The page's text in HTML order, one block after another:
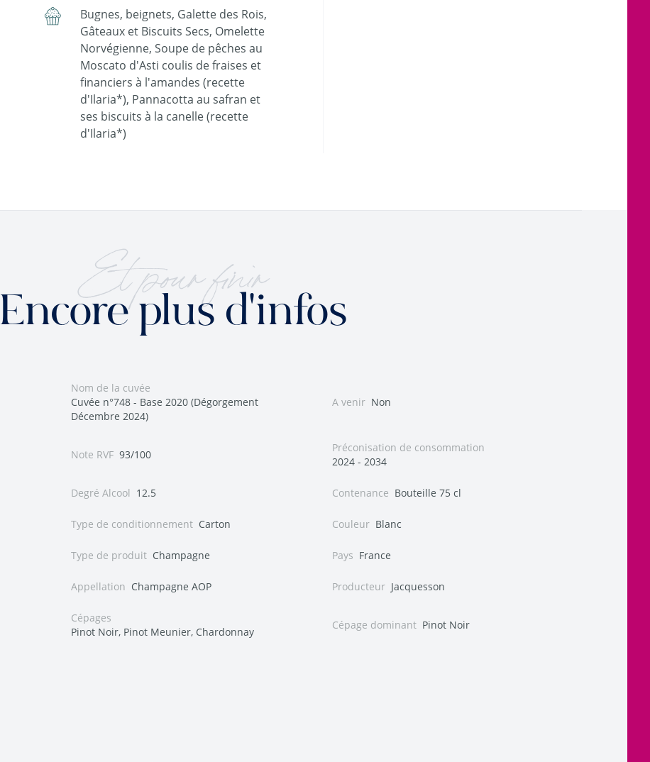
Bugnes, beignets, Galette des Rois,
Gâteaux et Biscuits Secs, Omelette
Norvégienne, Soupe de pêches au
Moscato d'Asti coulis de fraises et
financiers à l'amandes (recette
d'Ilaria*), Pannacotta au safran et
ses biscuits à la canelle (recette
d'Ilaria*)
Et pour finir
Encore plus d'infos
Nom de la cuvée
Cuvée n°748 - Base 2020 (Dégorgement
Décembre 2024)
A venir Non
Note RVF 93/100
Préconisation de consommation
2024 - 2034
Degré Alcool 12.5 Contenance Bouteille 75 cl
Type de conditionnement Carton Couleur Blanc
Type de produit Champagne Pays France
Appellation Champagne AOP Producteur Jacquesson
Cépages
Pinot Noir, Pinot Meunier, Chardonnay
Cépage dominant Pinot Noir